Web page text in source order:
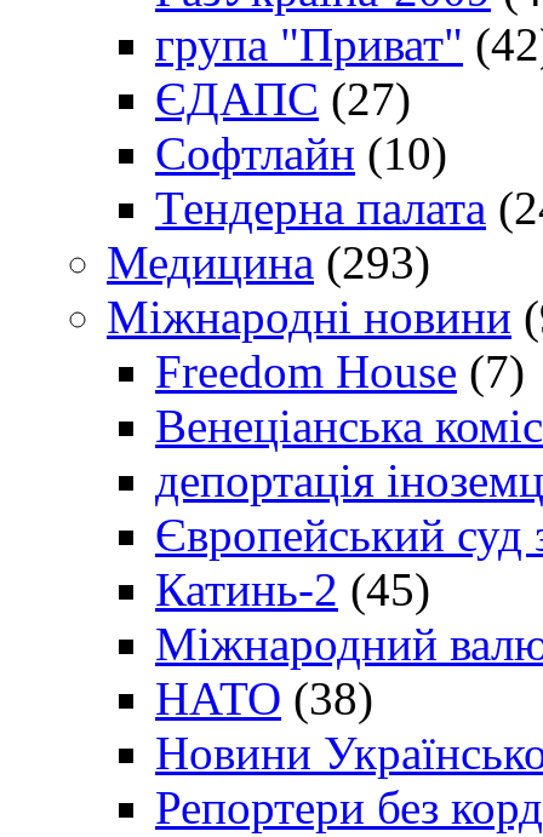
група "Приват"
ЄДАПС (27)
Софтлайн (10)
Тендерна палата
Медицина (293)
Міжнародні новини
Freedom House (7)
Венеціанська
депортація
Європейський
Катинь-2 (45)
Міжнародний
НАТО (38)
Новини
Репортери без